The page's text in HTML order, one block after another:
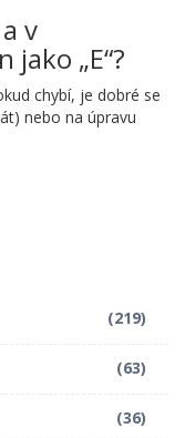
v
„E“?
chybí, je dobré se
nebo na úpravu
(219)
(63)
(36)